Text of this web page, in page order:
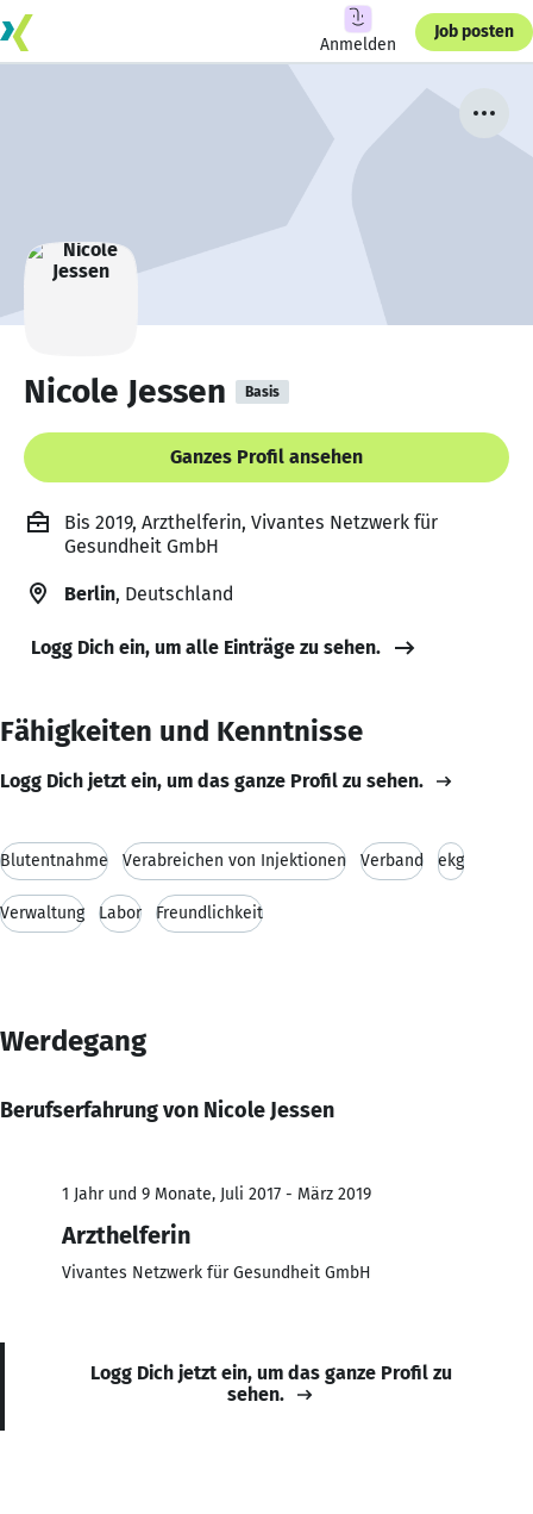
Anmelden
Job posten
Nicole Jessen Basis
Ganzes Profil ansehen
Bis 2019, Arzthelferin, Vivantes Netzwerk für
Gesundheit GmbH
Berlin, Deutschland
Logg Dich ein, um alle Einträge zu sehen.
Fähigkeiten und Kenntnisse
Logg Dich jetzt ein, um das ganze Profil zu sehen.
Blutentnahme Verabreichen von Injektionen Verband ekg
Verwaltung Labor Freundlichkeit
Werdegang
Berufserfahrung von Nicole Jessen
1 Jahr und 9 Monate, Juli 2017 - März 2019
Arzthelferin
Vivantes Netzwerk für Gesundheit GmbH
Logg Dich jetzt ein, um das ganze Profil zu
sehen.